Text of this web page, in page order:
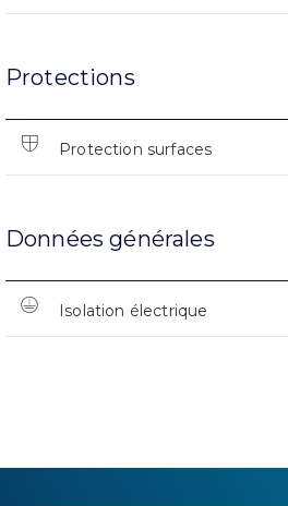
Protections
Protection surfaces
Données générales
Isolation électrique